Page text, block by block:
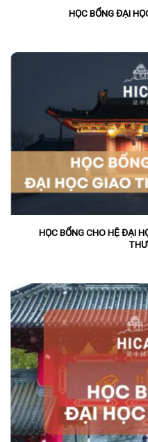
HỌC BỔNG ĐẠI
HỌC BỔNG CHO HỆ ĐẠI